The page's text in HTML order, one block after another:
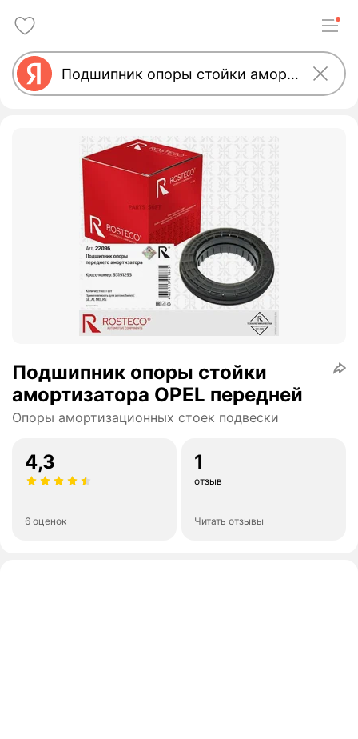
Подшипник опоры стойки
амортизатора OPEL передней
Опоры амортизационных стоек подвески
4,3
6 оценок
1
отзыв
Читать отзывы